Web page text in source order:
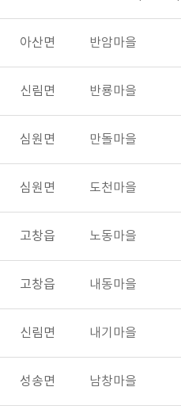
아산면 반암마을
신림면 반룡마을
심원면 만돌마을
심원면 도천마을
고창읍 노동마을
고창읍 내동마을
신림면 내기마을
성송면 남창마을